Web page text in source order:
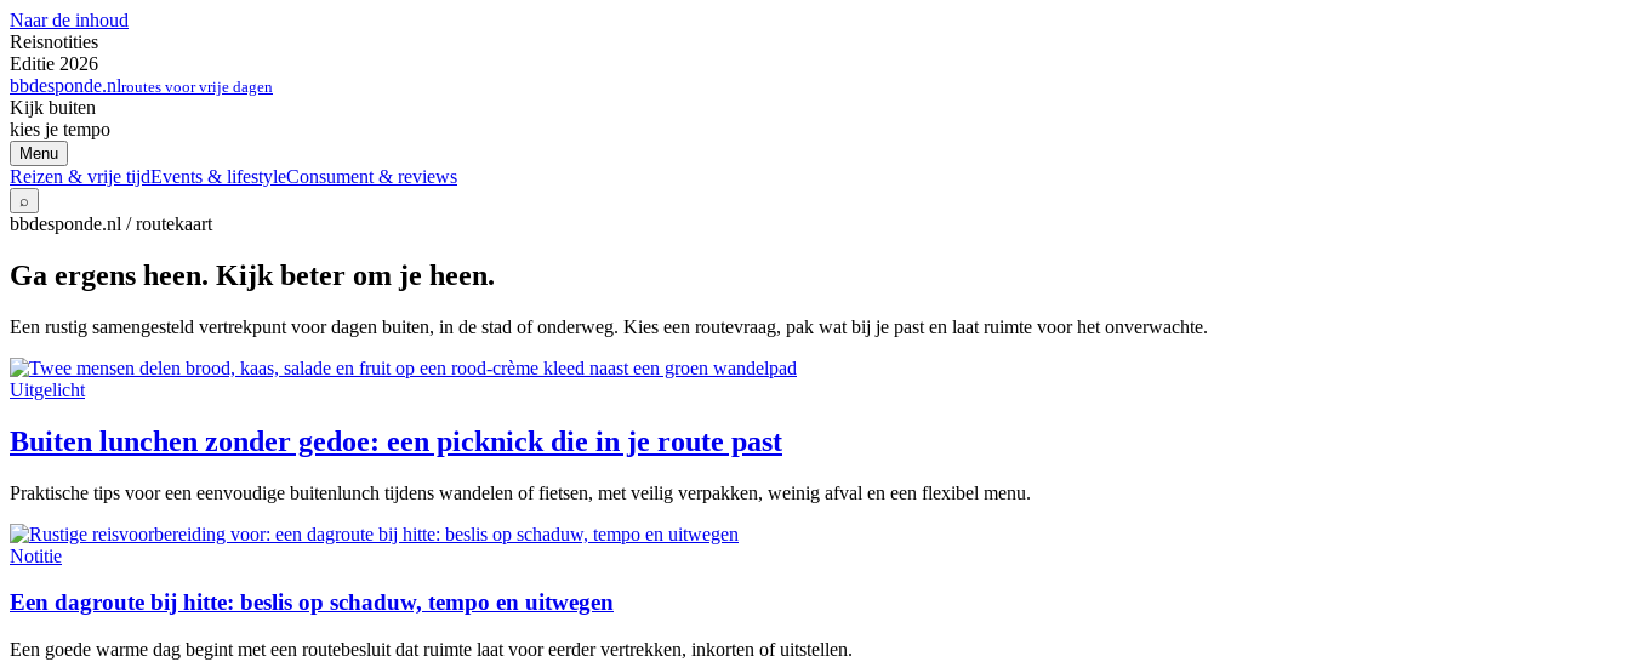
Naar de inhoud
Reisnotities
Editie 2026
bbdesponde.nlroutes voor vrije dagen
Kijk buiten
kies je tempo
Menu
Reizen & vrije tijdEvents & lifestyleConsument & reviews
⌕
bbdesponde.nl / routekaart
Ga ergens heen. Kijk beter om je heen.
Een rustig samengesteld vertrekpunt voor dagen buiten, in de stad of onderweg. Kies een routevraag, pak wat bij je past en laat ruimte voor het onverwachte.
Uitgelicht
Buiten lunchen zonder gedoe: een picknick die in je route past
Praktische tips voor een eenvoudige buitenlunch tijdens wandelen of fietsen, met veilig verpakken, weinig afval en een flexibel menu.
Notitie
Een dagroute bij hitte: beslis op schaduw, tempo en uitwegen
Een goede warme dag begint met een routebesluit dat ruimte laat voor eerder vertrekken, inkorten of uitstellen.